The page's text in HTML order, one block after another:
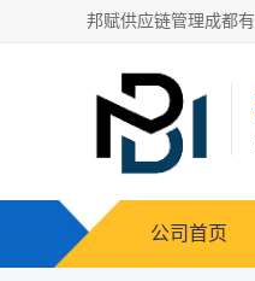
公司首页